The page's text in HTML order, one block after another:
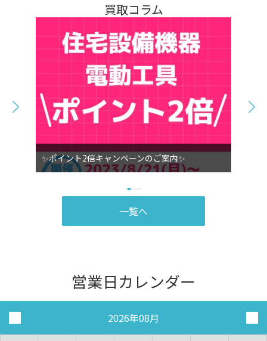
買取コラム
✨ポイント2倍キャンペーンのご案内✨
一覧へ
営業日カレンダー
2026年08月